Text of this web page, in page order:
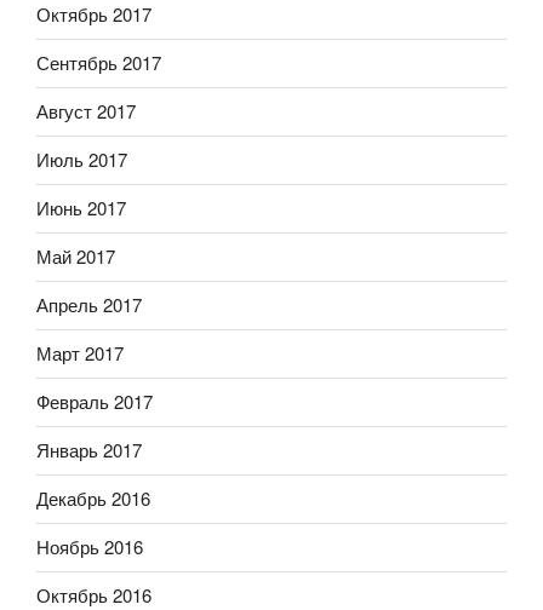
Октябрь 2017
Сентябрь 2017
Август 2017
Июль 2017
Июнь 2017
Май 2017
Апрель 2017
Март 2017
Февраль 2017
Январь 2017
Декабрь 2016
Ноябрь 2016
Октябрь 2016